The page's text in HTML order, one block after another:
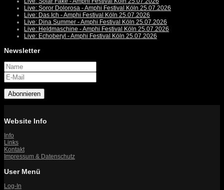
Live: Soror Dolorosa - Amphi Festival Köln 25.07.2026
Live: Das Ich - Amphi Festival Köln 25.07.2026
Live: Dina Summer - Amphi Festival Köln 25.07.2026
Live: Heldmaschine - Amphi Festival Köln 25.07.2026
Live: Echoberyl - Amphi Festival Köln 25.07.2026
Newsletter
Abonnieren
Website Info
Info
Links
Kontakt
Impressum & Datenschutz
User Menü
Log-In